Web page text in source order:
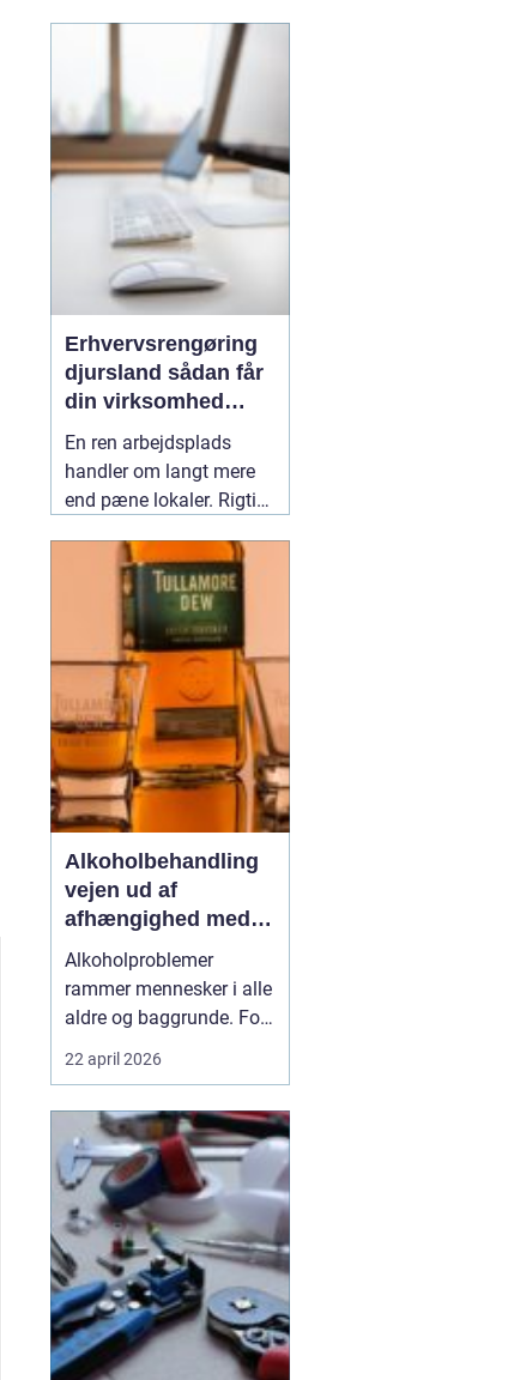
samarbejde, ledelse og
resultater. Når vi forstår
de følelser og relationer,
der drive...
Erhvervsrengøring
djursland sådan får
din virksomhed
mest muligt ud af
rengøringen
En ren arbejdsplads
handler om langt mere
end pæne lokaler. Rigtig
Djursland oplever, at
professionel rengøring
giver ro i hverdagen,
færre sygedage og et
bedre førstehåndsindtryk
over for kunder. Når vi
taler om02 maj 2026
Alkoholbehandling
vejen ud af
afhængighed med
professionel støtte
Alkoholproblemer
rammer mennesker i alle
aldre og baggrunde. For
mange starter det med
hyggedrik på arbejde
langsomt får alkoholen
mere magt over
hverdagen. Når drikkeriet
begynder at styre tanker,
relationer og helbred,
kan
22 april 2026